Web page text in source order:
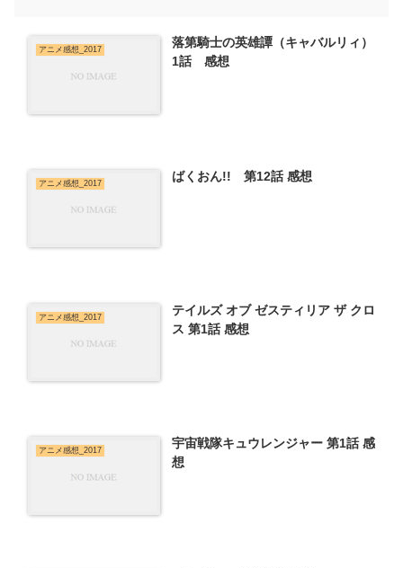
アニメ感想_2017
落第騎士の英雄譚（キャバルリィ）
1話 感想
アニメ感想_2017 ばくおん!! 第12話 感想
アニメ感想_2017
テイルズ オブ ゼスティリア ザ クロ
ス 第1話 感想
アニメ感想_2017
宇宙戦隊キュウレンジャー 第1話 感
想